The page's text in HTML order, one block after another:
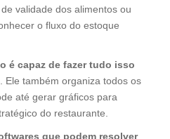
validade dos alimentos ou
o fluxo do estoque
é capaz de fazer tudo isso
. Ele também organiza todos os
até gerar gráficos para
do restaurante.
que podem resolver